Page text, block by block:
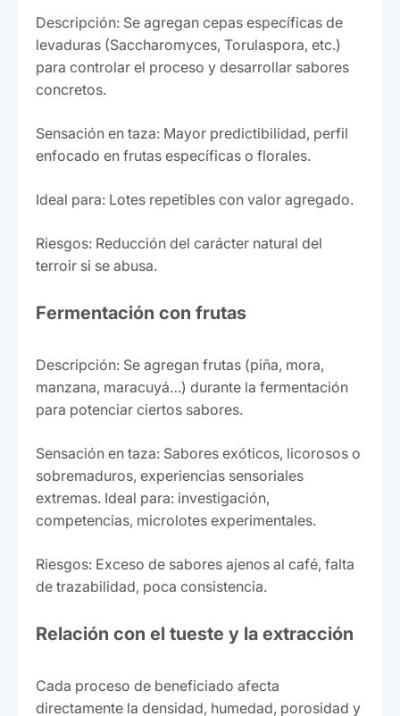
Descripción: Se agregan cepas específicas de
levaduras (Saccharomyces, Torulaspora, etc.)
para controlar el proceso y desarrollar sabores
concretos.
Sensación en taza: Mayor predictibilidad, perfil
enfocado en frutas específicas o florales.
Ideal para: Lotes repetibles con valor agregado.
Riesgos: Reducción del carácter natural del
terroir si se abusa.
Fermentación con frutas
Descripción: Se agregan frutas (piña, mora,
manzana, maracuyá…) durante la fermentación
para potenciar ciertos sabores.
Sensación en taza: Sabores exóticos, licorosos o
sobremaduros, experiencias sensoriales
extremas. Ideal para: investigación,
competencias, microlotes experimentales.
Riesgos: Exceso de sabores ajenos al café, falta
de trazabilidad, poca consistencia.
Relación con el tueste y la extracción
Cada proceso de beneficiado afecta
directamente la densidad, humedad, porosidad y